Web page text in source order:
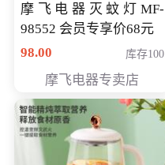
摩飞电器灭蚊灯MF-
98552 会员专享价68元
98.00
库存100
摩飞电器专卖店